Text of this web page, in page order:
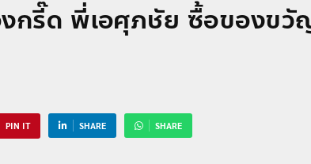
กรี๊ด พี่เอศุภชัย ซื้อของขวั
PIN IT SHARE SHARE